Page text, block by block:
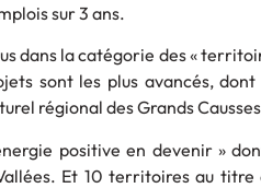
sur 3 ans.
dans la catégorie des «
sont les plus avancés,
régional des Grands Causses
positive en devenir »
Et 10 territoires au titre